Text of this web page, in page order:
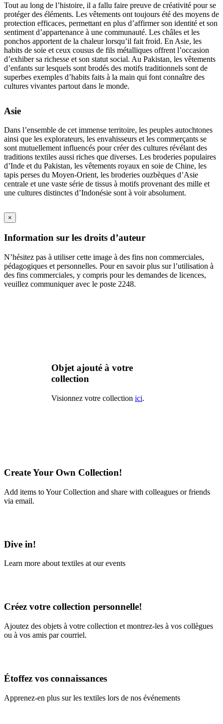
Tout au long de l’histoire, il a fallu faire preuve de créativité pour se
protéger des éléments. Les vêtements ont toujours été des moyens de
protection efficaces, permettant en plus d’affirmer son identité et son
sentiment d’appartenance à une communauté. Les châles et les
ponchos apportent de la chaleur lorsqu’il fait froid. En Asie, les
habits de soie et ceux cousus de fils métalliques offrent l’occasion
d’exhiber sa richesse et son statut social. Au Pakistan, les vêtements
d’enfants sur lesquels sont brodés des motifs traditionnels sont de
superbes exemples d’habits faits à la main qui font connaître des
cultures vivantes partout dans le monde.
Asie
Dans l’ensemble de cet immense territoire, les peuples autochtones
ainsi que les explorateurs, les envahisseurs et les commerçants se
sont mutuellement influencés pour créer des cultures révélant des
traditions textiles aussi riches que diverses. Les broderies populaires
d’Inde et du Pakistan, les vêtements royaux en soie de Chine, les
tapis perses du Moyen-Orient, les broderies ouzbèques d’Asie
centrale et une vaste série de tissus à motifs provenant des mille et
une cultures distinctes d’Indonésie sont à voir absolument.
×
Information sur les droits d’auteur
N’hésitez pas à utiliser cette image à des fins non commerciales,
pédagogiques et personnelles. Pour en savoir plus sur l’utilisation à
des fins commerciales, y compris pour les demandes de licences,
veuillez communiquer avec le poste 2248.
Objet ajouté à votre
collection
Visionnez votre collection ici.
Create Your Own Collection!
Add items to Your Collection and share with colleagues or friends
via email.
Dive in!
Learn more about textiles at our events
Créez votre collection personnelle!
Ajoutez des objets à votre collection et montrez-les à vos collègues
ou à vos amis par courriel.
Étoffez vos connaissances
Apprenez-en plus sur les textiles lors de nos événements